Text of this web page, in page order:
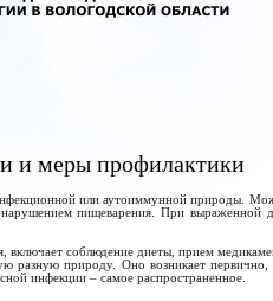
и меры профилактики
или аутоиммунной природы.
пищеварения. При выраженной
включает соблюдение диеты, прием
природу. Оно возникает первично,
инфекции – самое распространенное.